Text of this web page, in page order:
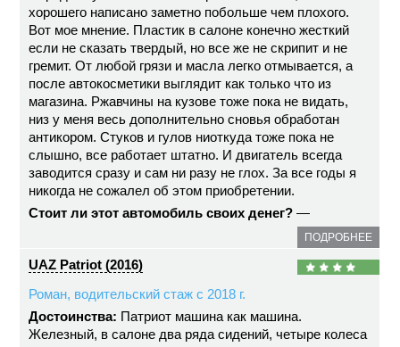
хорошего написано заметно побольше чем плохого.
Вот мое мнение. Пластик в салоне конечно жесткий
если не сказать твердый, но все же не скрипит и не
гремит. От любой грязи и масла легко отмывается, а
после автокосметики выглядит как только что из
магазина. Ржавчины на кузове тоже пока не видать,
низ у меня весь дополнительно сновья обработан
антикором. Стуков и гулов ниоткуда тоже пока не
слышно, все работает штатно. И двигатель всегда
заводится сразу и сам ни разу не глох. За все годы я
никогда не сожалел об этом приобретении.
Стоит ли этот автомобиль своих денег? —
ПОДРОБНЕЕ
UAZ Patriot (2016)
Роман, водительский стаж с 2018 г.
Достоинства: Патриот машина как машина.
Железный, в салоне два ряда сидений, четыре колеса